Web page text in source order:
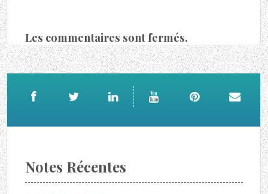
Les commentaires sont fermés.
Notes Récentes